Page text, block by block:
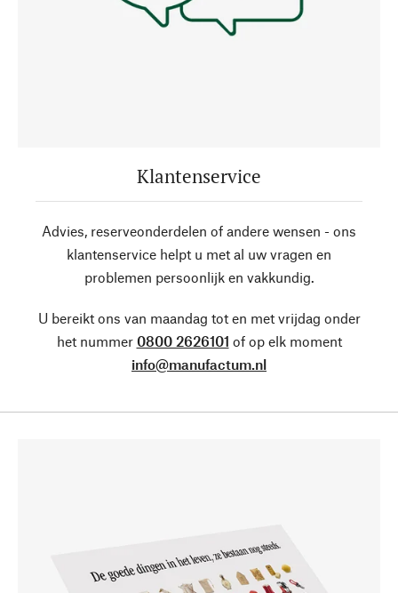
Klantenservice
Advies, reserveonderdelen of andere wensen - ons
klantenservice helpt u met al uw vragen en
problemen persoonlijk en vakkundig.
U bereikt ons van maandag tot en met vrijdag onder
het nummer 0800 2626101 of op elk moment
info@manufactum.nl